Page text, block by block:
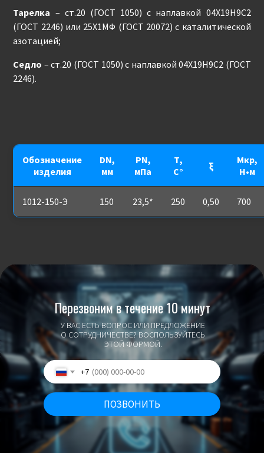
Тарелка – ст.20 (ГОСТ 1050) с наплавкой 04Х19Н9С2
(ГОСТ 2246) или 25Х1МФ (ГОСТ 20072) с каталитической
азотацией;
Седло – ст.20 (ГОСТ 1050) с наплавкой 04Х19Н9С2 (ГОСТ
2246).
Обозначение
изделия
DN,
мм
PN,
мПа
Т,
С°
ξ
Мкр,
Н•м
1012-150-Э 150 23,5* 250 0,50 700
У ВАС ЕСТЬ ВОПРОС ИЛИ ПРЕДЛОЖЕНИЕ
О СОТРУДНИЧЕСТВЕ? ВОСПОЛЬЗУЙТЕСЬ
ЭТОЙ ФОРМОЙ.
Перезвоним в течение 10 минут
+7
ПОЗВОНИТЬ